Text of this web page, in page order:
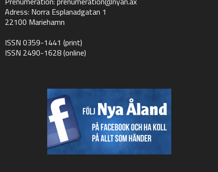
Adress: Norra Esplanadgatan 1
22100 Mariehamn
ISSN 0359-1441 (print)
ISSN 2490-1628 (online)